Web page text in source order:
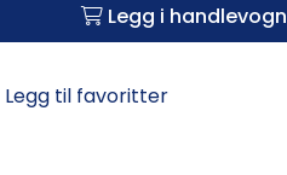
Legg i handlevogn
Legg til favoritter